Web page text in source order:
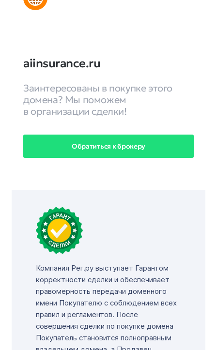
aiinsurance.ru
Заинтересованы в покупке этого
домена? Мы поможем
в организации сделки!
Обратиться к брокеру
Компания Рег.ру выступает Гарантом
корректности сделки и обеспечивает
правомерность передачи доменного
имени Покупателю с соблюдением всех
правил и регламентов. После
совершения сделки по покупке домена
Покупатель становится полноправным